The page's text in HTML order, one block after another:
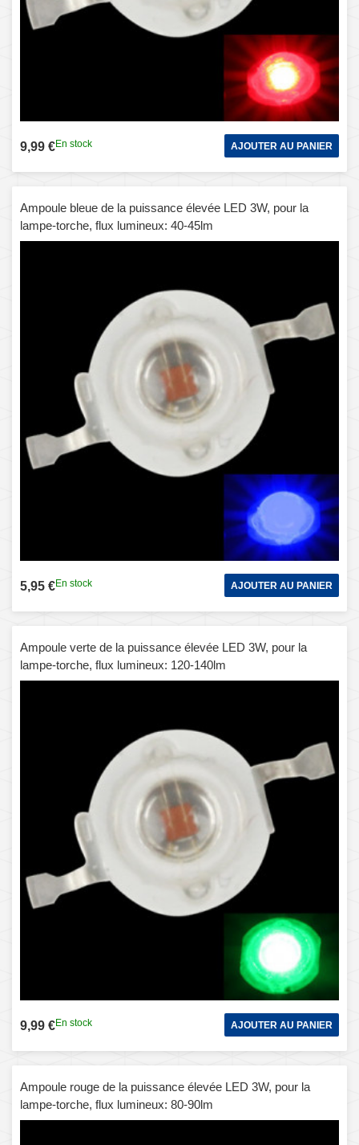
9,99 €En stock AJOUTER AU PANIER
Ampoule bleue de la puissance élevée LED 3W, pour la
lampe-torche, flux lumineux: 40-45lm
5,95 €En stock AJOUTER AU PANIER
Ampoule verte de la puissance élevée LED 3W, pour la
lampe-torche, flux lumineux: 120-140lm
9,99 €En stock AJOUTER AU PANIER
Ampoule rouge de la puissance élevée LED 3W, pour la
lampe-torche, flux lumineux: 80-90lm